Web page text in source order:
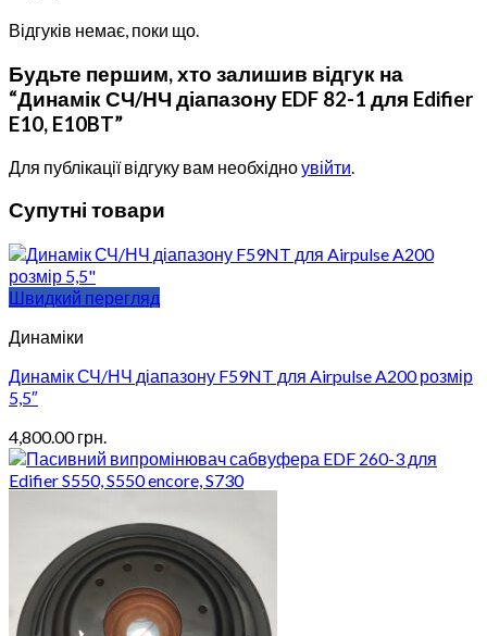
Відгуків немає, поки що.
Будьте першим, хто залишив відгук на
“Динамік СЧ/НЧ діапазону EDF 82-1 для Edifier
E10, E10BT”
Для публікації відгуку вам необхідноувійти
Супутні товари
Швидкий перегляд
Динаміки
Динамік СЧ/НЧ діапазону F59NT для Airpulse A200 розмір
5,5″
4,800.00грн.